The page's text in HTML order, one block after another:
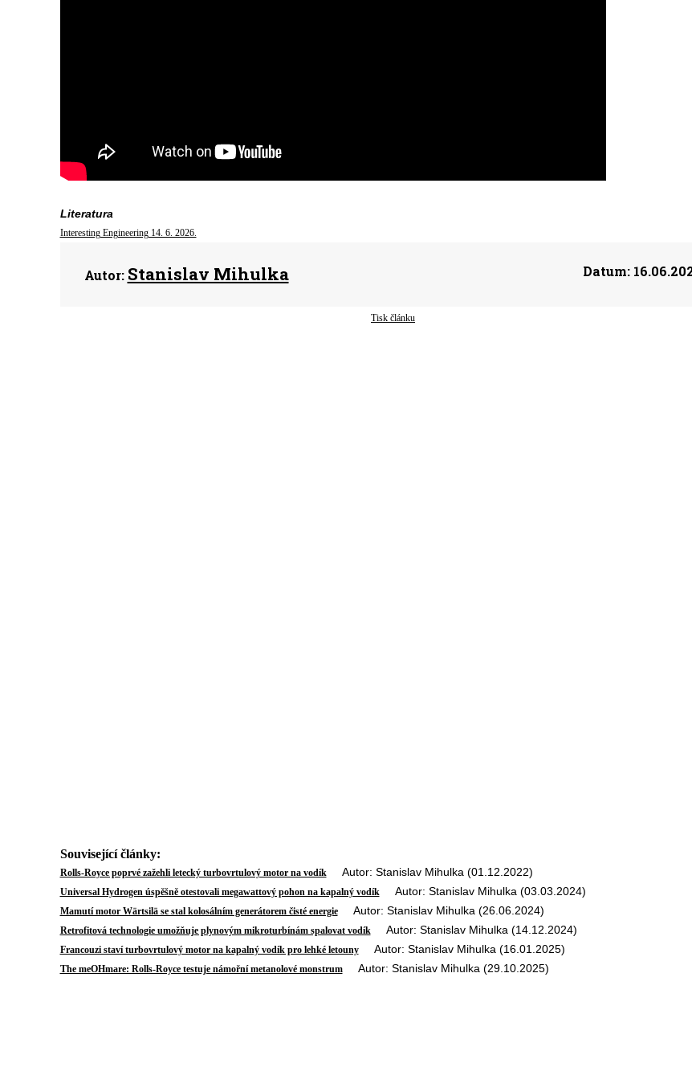
Literatura
Interesting Engineering 14. 6. 2026.
Autor: Stanislav Mihulka Datum:
Tisk článku
Související články:
Rolls-Royce poprvé zažehli letecký turbovrtulový motor na vodík Autor: Stanislav Mihulka (01.12.2022)
Universal Hydrogen úspěšně otestovali megawattový pohon na kapalný vodík Autor: Stanislav Mihulka (03.03.2024)
Mamutí motor Wärtsilä se stal kolosálním generátorem čisté energieAutor: Stanislav Mihulka (26.06.2024)
Retrofitová technologie umožňuje plynovým mikroturbínám spalovat vodík Autor: Stanislav Mihulka (14.12.2024)
Francouzi staví turbovrtulový motor na kapalný vodík pro lehké letounyAutor: Stanislav Mihulka (16.01.2025)
The meOHmare: Rolls-Royce testuje námořní metanolové monstrumAutor: Stanislav Mihulka (29.10.2025)